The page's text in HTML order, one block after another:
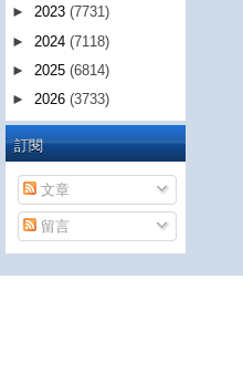
► 2023 (7731)
► 2024 (7118)
► 2025 (6814)
► 2026 (3733)
訂閱
文章
留言